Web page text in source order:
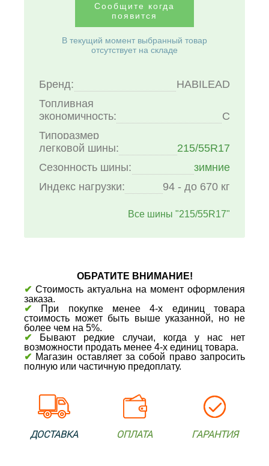
Сообщите когда
появится
В текущий момент выбранный товар
отсутствует на складе
Бренд:
HABILEAD
Топливная
экономичность:
C
Типоразмер
легковой шины:
215/55R17
Сезонность шины:
зимние
Индекс нагрузки:
94 - до 670 кг
Все шины "215/55R17"
ОБРАТИТЕ ВНИМАНИЕ!
✔ Стоимость актуальна на момент оформления
заказа.
✔
При покупке менее 4-х единиц товара
стоимость может быть выше указанной, но не
более чем на 5%.
✔
Бывают редкие случаи, когда у нас нет
возможности продать менее 4-х единиц товара.
✔ Магазин оставляет за собой право запросить
полную или частичную предоплату.
ДОСТАВКА ОПЛАТА ГАРАНТИЯ